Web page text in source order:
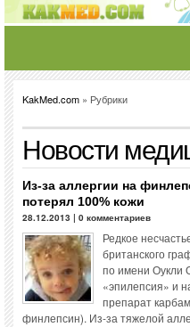
KakMed.com » Рубрики
Новости
Из-за аллергии на
потерял 100% кожи
28.12.2013 | 0 комментариев
Редкое
британского
по имени Оукли
«эпилепсия» и
препарат
финлепсин). Из-за тяжелой